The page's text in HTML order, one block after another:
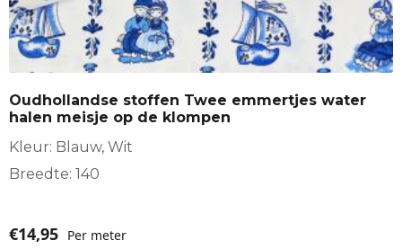
Oudhollandse stoffen Twee emmertjes water
halen meisje op de klompen
Kleur: Blauw, Wit
Breedte: 140
€14,95 Per meter